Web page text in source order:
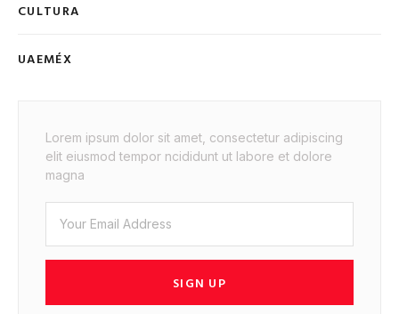
CULTURA
UAEMÉX
Lorem ipsum dolor sit amet, consectetur adipiscing
elit eiusmod tempor ncididunt ut labore et dolore
magna
SIGN UP